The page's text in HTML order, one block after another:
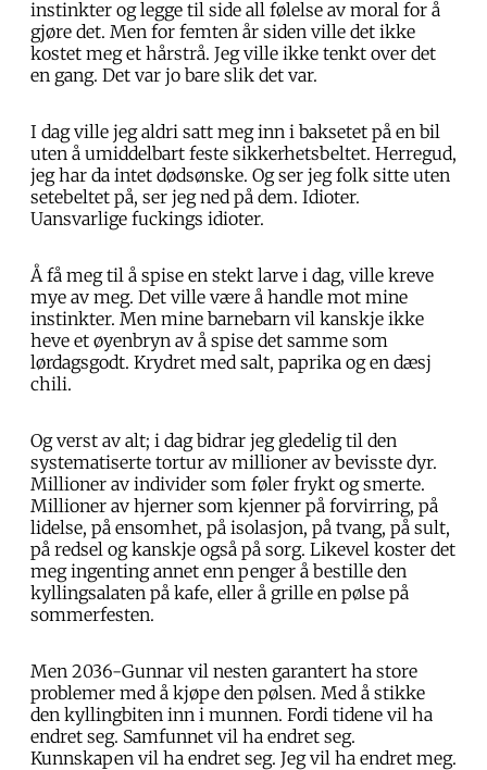
instinkter og legge til side all følelse av moral for å
gjøre det. Men for femten år siden ville det ikke
kostet meg et hårstrå. Jeg ville ikke tenkt over det
en gang. Det var jo bare slik det var.
I dag ville jeg aldri satt meg inn i baksetet på en bil
uten å umiddelbart feste sikkerhetsbeltet. Herregud,
jeg har da intet dødsønske. Og ser jeg folk sitte uten
setebeltet på, ser jeg ned på dem. Idioter.
Uansvarlige fuckings idioter.
Å få meg til å spise en stekt larve i dag, ville kreve
mye av meg. Det ville være å handle mot mine
instinkter. Men mine barnebarn vil kanskje ikke
heve et øyenbryn av å spise det samme som
lørdagsgodt. Krydret med salt, paprika og en dæsj
chili.
Og verst av alt; i dag bidrar jeg gledelig til den
systematiserte tortur av millioner av bevisste dyr.
Millioner av individer som føler frykt og smerte.
Millioner av hjerner som kjenner på forvirring, på
lidelse, på ensomhet, på isolasjon, på tvang, på sult,
på redsel og kanskje også på sorg. Likevel koster det
meg ingenting annet enn penger å bestille den
kyllingsalaten på kafe, eller å grille en pølse på
sommerfesten.
Men 2036-Gunnar vil nesten garantert ha store
problemer med å kjøpe den pølsen. Med å stikke
den kyllingbiten inn i munnen. Fordi tidene vil ha
endret seg. Samfunnet vil ha endret seg.
Kunnskapen vil ha endret seg. Jeg vil ha endret meg.